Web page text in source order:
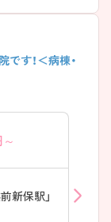
です！＜病棟・
新保駅」